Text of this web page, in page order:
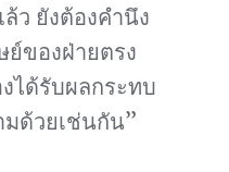
ว ยังต้องคำนึง
ย์ของฝ่ายตรง
ได้รับผลกระทบ
มด้วยเช่นกัน”